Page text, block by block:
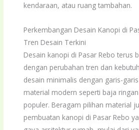
kendaraan, atau ruang tambahan.
Perkembangan Desain Kanopi di
Tren Desain Terkini
Desain kanopi di Pasar Rebo terus
dengan perubahan tren dan
desain minimalis dengan garis-
material modern seperti baja
populer. Beragam pilihan material
pembuatan kanopi di Pasar Rebo